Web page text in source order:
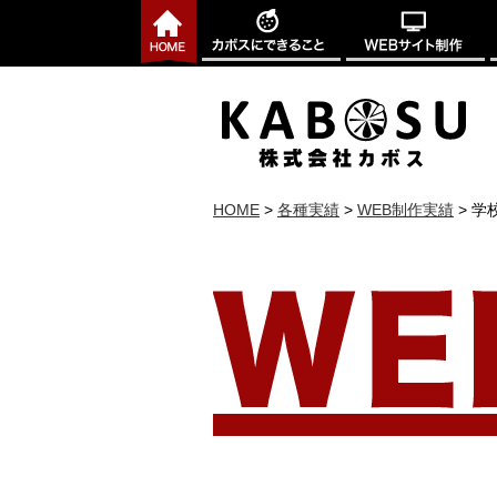
HOME > 各種実績 > WEB制作実績 > 学